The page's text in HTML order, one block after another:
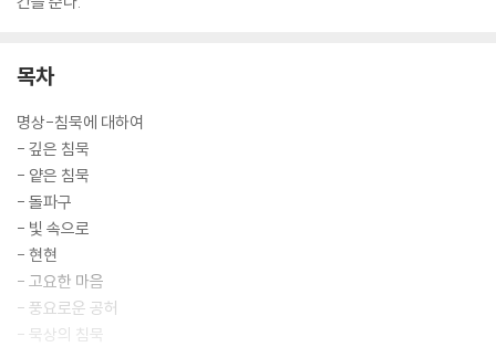
목차
명상-침묵에 대하여
- 깊은 침묵
- 얕은 침묵
- 돌파구
- 빛 속으로
- 현현
- 고요한 마음
- 풍요로운 공허
- 묵상의 침묵